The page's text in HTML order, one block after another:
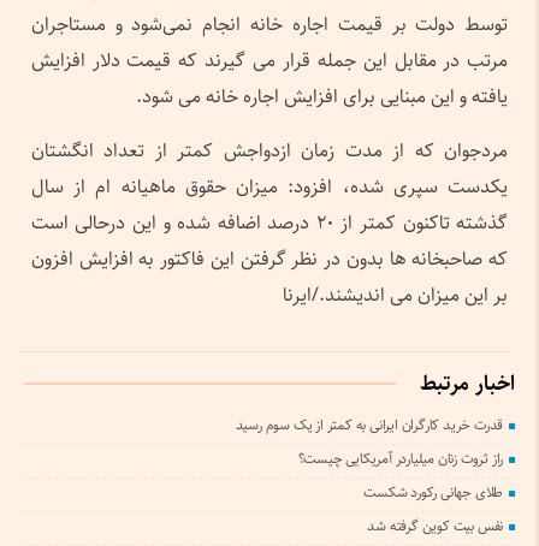
توسط دولت بر قیمت اجاره خانه انجام نمی‌شود و مستاجران
مرتب در مقابل این جمله قرار می گیرند که قیمت دلار افزایش
یافته و این مبنایی برای افزایش اجاره خانه می شود.
مردجوان که از مدت زمان ازدواجش کمتر از تعداد انگشتان
یکدست سپری شده، افزود: میزان حقوق ماهیانه ام از سال
گذشته تاکنون کمتر از ۲۰ درصد اضافه شده و این درحالی است
که صاحبخانه ها بدون در نظر گرفتن این فاکتور به افزایش افزون
بر این میزان می اندیشند./ایرنا
اخبار مرتبط
قدرت خرید کارگران ایرانی به کمتر از یک سوم رسید
راز ثروت زنان میلیاردر آمریکایی چیست؟
طلای جهانی رکورد شکست
نفس بیت کوین گرفته شد